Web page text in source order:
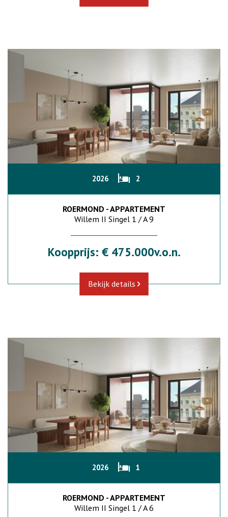
2026 2
ROERMOND - APPARTEMENT
Willem II Singel 1 / A 9
Koopprijs: € 475.000v.o.n.
Bekijk details
2026 1
ROERMOND - APPARTEMENT
Willem II Singel 1 / A 6